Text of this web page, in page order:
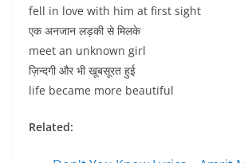
fell in love with him at first sight
एक अनजान लड़की से मिलके
meet an unknown girl
ज़िन्दगी और भी खूबसूरत हुई
life became more beautiful
Related: